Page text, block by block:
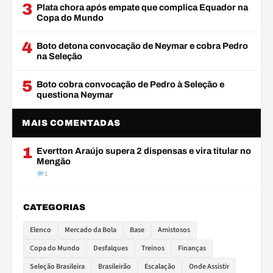
3 Plata chora após empate que complica Equador na
Copa do Mundo
4 Boto detona convocação de Neymar e cobra Pedro
na Seleção
5 Boto cobra convocação de Pedro à Seleção e
questiona Neymar
MAIS COMENTADAS
1 Evertton Araújo supera 2 dispensas e vira titular no
Mengão
1
CATEGORIAS
Elenco Mercado da Bola Base
Amistosos
Copa do Mundo
Desfalques Treinos
Finanças
Seleção Brasileira
Brasileirão Escalação Onde Assistir